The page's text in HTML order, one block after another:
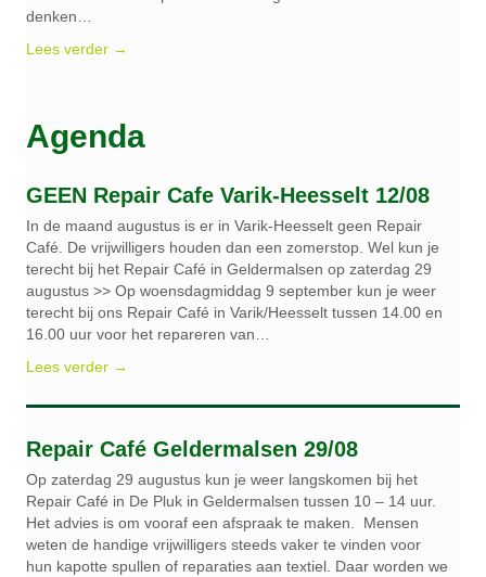
denken…
Lees verder →
Agenda
GEEN Repair Cafe Varik-Heesselt 12/08
In de maand augustus is er in Varik-Heesselt geen Repair
Café. De vrijwilligers houden dan een zomerstop. Wel kun je
terecht bij het Repair Café in Geldermalsen op zaterdag 29
augustus >> Op woensdagmiddag 9 september kun je weer
terecht bij ons Repair Café in Varik/Heesselt tussen 14.00 en
16.00 uur voor het repareren van…
Lees verder →
Repair Café Geldermalsen 29/08
Op zaterdag 29 augustus kun je weer langskomen bij het
Repair Café in De Pluk in Geldermalsen tussen 10 – 14 uur.
Het advies is om vooraf een afspraak te maken. Mensen
weten de handige vrijwilligers steeds vaker te vinden voor
hun kapotte spullen of reparaties aan textiel. Daar worden we